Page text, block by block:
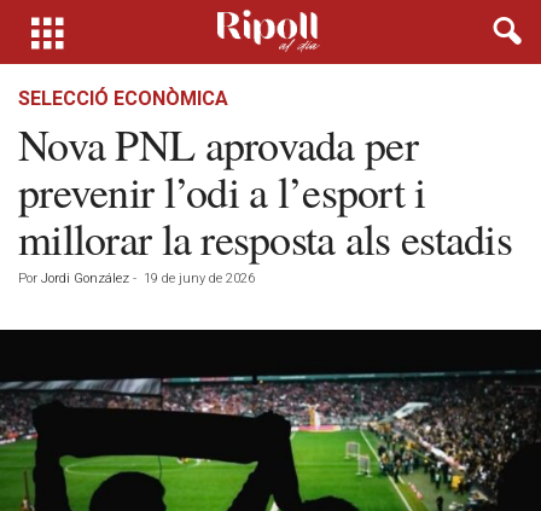
SELECCIÓ ECONÒMICA
Nova PNL aprovada per
prevenir l’odi a l’esport i
millorar la resposta als estadis
Por Jordi González - 19 de juny de 2026